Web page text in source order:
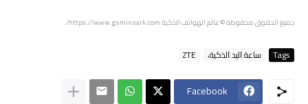
جميع الحقوق محفوظة © عالم الهواتف الذكية https://www.gsminsark.com/.
Tags ﺳﺎﻋﺔ ﺍﻟﻴﺪ ﺍﻟﺬﻛﻴﺔ، ZTE
Facebook